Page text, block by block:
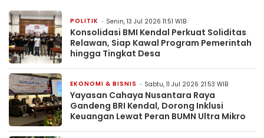
POLITIK Senin, 13 Jul 2026 11:51 WIB
Konsolidasi BMI Kendal Perkuat Soliditas
Relawan, Siap Kawal Program Pemerintah
hingga Tingkat Desa
EKONOMI & BISNIS Sabtu, 11 Jul 2026 21:53 WIB
Yayasan Cahaya Nusantara Raya
Gandeng BRI Kendal, Dorong Inklusi
Keuangan Lewat Peran BUMN Ultra Mikro